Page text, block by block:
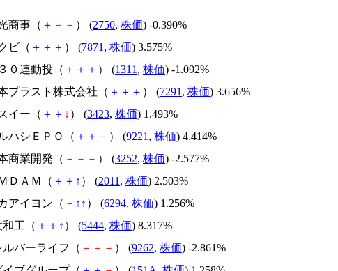
商事（ ＋ － － ） (2750, 株価) -0.390%
ビ（ ＋ ＋ ＋ ） (7871 , 株価) 3.575%
０連動投（ ＋ ＋ ＋ ） (1311 , 株価) -1.092%
プラスト株式会社（ ＋ ＋ ＋ ） (7291 , 株価) 3.656%
イー（ ＋ ＋ ↓ ） (3423, 株価) 1.493%
ハシＥＰＯ（ ＋ ＋ － ） (9221 , 株価) 4.414%
商業開発（ － － － ） (3252, 株価) -2.577%
ＤＡＭ（ ＋ ＋ ↑ ） (2011 , 株価) 2.503%
アイヨン（ － ↑ ↑ ） (6294, 株価) 1.256%
和工（ ＋ ＋ ↑ ） (5444, 株価) 8.317%
ルバーライフ（ － － － ） (9262, 株価) -2.861%